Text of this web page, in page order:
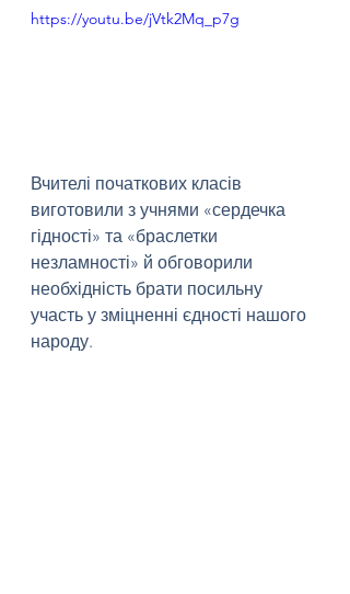
https://youtu.be/jVtk2Mq_p7g
Вчителі початкових класів
виготовили з учнями «сердечка
гідності» та «браслетки
незламності» й обговорили
необхідність брати посильну
участь у зміцненні єдності нашого
народу.